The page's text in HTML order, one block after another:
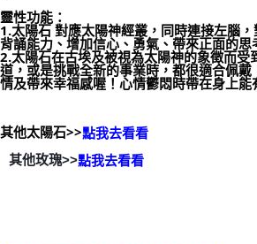
靈性功能：
1.太陽石 對應太陽神經叢，同時連接左腦
背誦能力、增加信心、勇氣、帶來正面的思
2.太陽石在古埃及被視為太陽神的象徵而受
道，或是挑戰全新的事業時，都很適合佩
情及帶來幸福感喔！心情鬱悶時帶在身上能
其他太陽石>>點我去看看
其他玫瑰>>點我去看看